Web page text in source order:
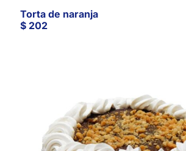
Torta de naranja
$202